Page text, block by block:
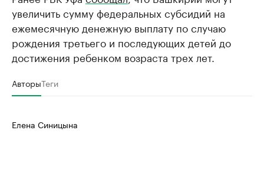
увеличить сумму федеральных субсидий на
ежемесячную денежную выплату по случаю
рождения третьего и последующих детей до
достижения ребенком возраста трех лет.
АвторыТеги
Елена Синицына